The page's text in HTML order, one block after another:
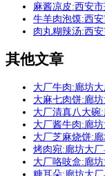
麻酱凉皮:西安
牛羊肉泡馍:西
肉丸糊辣汤:西
其他文章
大厂牛肉:廊坊
大麻七肉饼:廊
大厂清真八大碗
大厂酱牛肉:廊
大厂芝麻烧饼:
烤肉宛:廊坊大
大厂咯吱盒:廊